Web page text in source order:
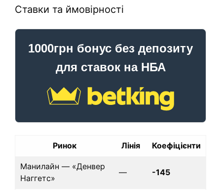
Ставки та ймовірності
1000грн бонус без депозиту
для ставок на НБА
Ринок Лінія Коефіцієнти
Манилайн — «Денвер
Наггетс»
— -145